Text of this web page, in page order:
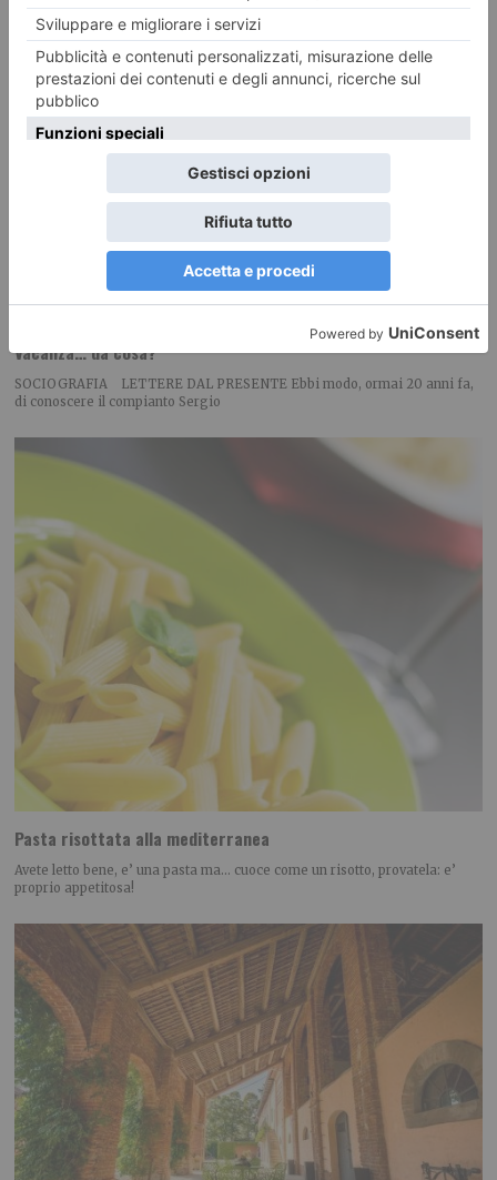
Vacanza… da cosa?
SOCIOGRAFIA LETTERE DAL PRESENTE Ebbi modo, ormai 20 anni fa,
di conoscere il compianto Sergio
Pasta risottata alla mediterranea
Avete letto bene, e’ una pasta ma… cuoce come un risotto, provatela: e’
proprio appetitosa!